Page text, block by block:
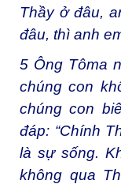
Thầy ở đâu,
đâu, thì anh
5 Ông Tôma
chúng con
chúng con
đáp: “Chính
là sự sống.
không qua